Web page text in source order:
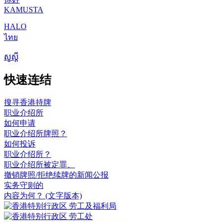
KAMUSTA
HALO
ไทย
សួស្តី
快速连结
搜寻香港持牌
职业介绍所
如何申请
职业介绍所牌照？
如何投诉
职业介绍所？
职业介绍所被定罪、
撤销牌照/拒绝续牌的新闻公报
实务守则的
内容为何？ (文字版本)